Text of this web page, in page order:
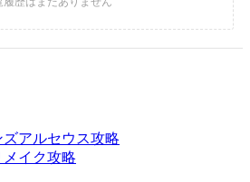
アルセウス攻略
イク攻略